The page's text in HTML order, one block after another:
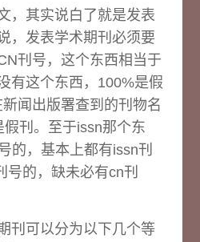
，其实说白了就是发表
，发表学术期刊必须要
刊号，这个东西相当于
有这个东西，100%是假
闻出版署查到的刊物名
刊。至于issn那个东
的，基本上都有issn刊
号的，缺未必有cn刊
刊可以分为以下几个等